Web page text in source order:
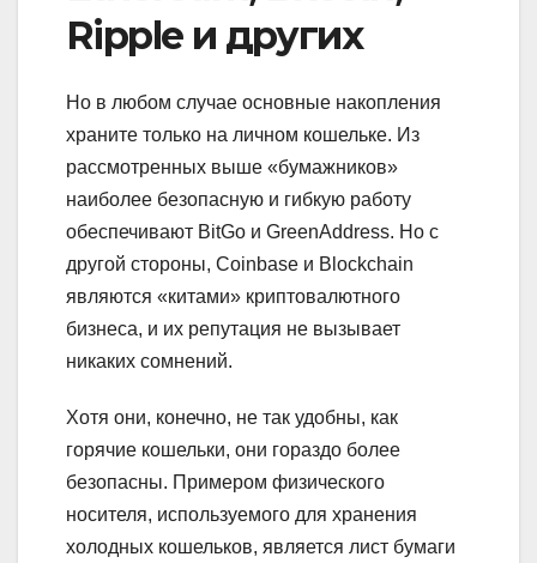
Ripple и других
Но в любом случае основные накопления
храните только на личном кошельке. Из
рассмотренных выше «бумажников»
наиболее безопасную и гибкую работу
обеспечивают BitGo и GreenAddress. Но с
другой стороны, Coinbase и Blockchain
являются «китами» криптовалютного
бизнеса, и их репутация не вызывает
никаких сомнений.
Хотя они, конечно, не так удобны, как
горячие кошельки, они гораздо более
безопасны. Примером физического
носителя, используемого для хранения
холодных кошельков, является лист бумаги